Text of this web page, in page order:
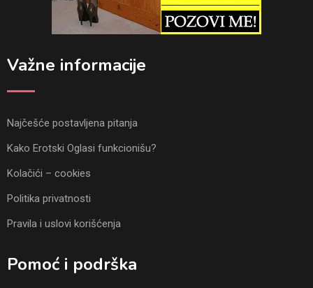
Važne informacije
Najčešće postavljena pitanja
Kako Erotski Oglasi funkcionišu?
Kolačići – cookies
Politika privatnosti
Pravila i uslovi korišćenja
Pomoć i podrška